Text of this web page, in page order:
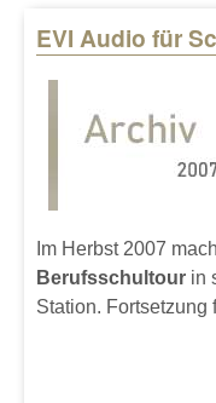
EVI Audio für
Im Herbst 2007
Berufsschultour in
Station. Fortsetzung
Pages